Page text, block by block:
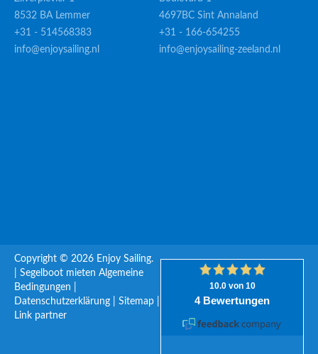
8532 BA Lemmer
+31 - 514568383
info@enjoysailing.nl
4697BC Sint Annaland
+31 - 166-654255
info@enjoysailing-zeeland.nl
Copyright © 2026 Enjoy Sailing.
Segelboot mieten Algemeine
Bedingungen
Datenschutzerklärung
Sitemap
Link partner